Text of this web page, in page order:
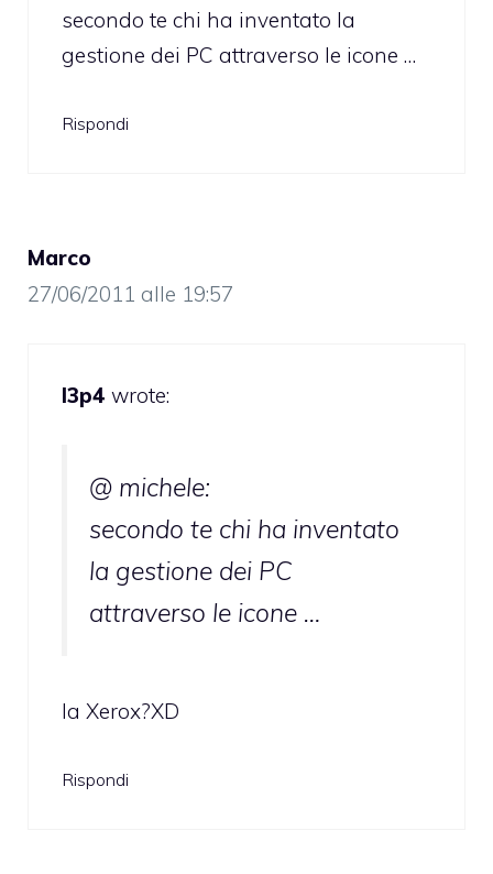
secondo te chi ha inventato la
gestione dei PC attraverso le icone …
Rispondi
Marco
27/06/2011 alle 19:57
l3p4 wrote:
@ michele:
secondo te chi ha inventato
la gestione dei PC
attraverso le icone …
la Xerox?XD
Rispondi